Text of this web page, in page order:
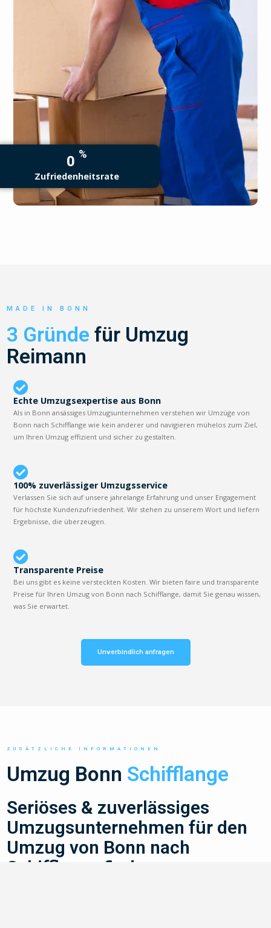
0 %
Zufriedenheitsrate
MADE IN BONN
3 Gründe für Umzug
Reimann
Echte Umzugsexpertise aus Bonn
Als in Bonn ansässiges Umzugsunternehmen verstehen wir Umzüge von
Bonn nach Schifflange wie kein anderer und navigieren mühelos zum Ziel,
um Ihren Umzug effizient und sicher zu gestalten.
100% zuverlässiger Umzugsservice
Verlassen Sie sich auf unsere jahrelange Erfahrung und unser Engagement
für höchste Kundenzufriedenheit. Wir stehen zu unserem Wort und liefern
Ergebnisse, die überzeugen.
Transparente Preise
Bei uns gibt es keine versteckten Kosten. Wir bieten faire und transparente
Preise für Ihren Umzug von Bonn nach Schifflange, damit Sie genau wissen,
was Sie erwartet.
Unverbindlich anfragen
ZUSÄTZLICHE INFORMATIONEN
Umzug Bonn Schifflange
Seriöses & zuverlässiges
Umzugsunternehmen für den
Umzug von Bonn nach
Schifflange finden